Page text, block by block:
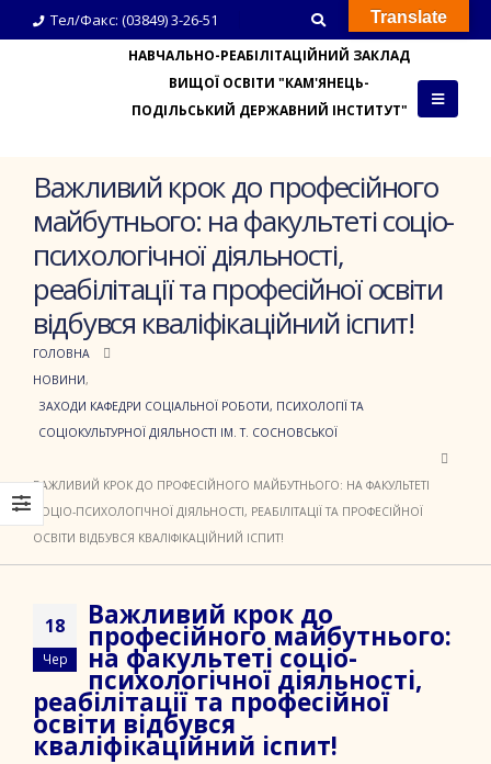
Тел/Факс: (03849) 3-26-51
НАВЧАЛЬНО-РЕАБІЛІТАЦІЙНИЙ ЗАКЛАД
ВИЩОЇ ОСВІТИ "КАМ'ЯНЕЦЬ-
ПОДІЛЬСЬКИЙ ДЕРЖАВНИЙ ІНСТИТУТ"
Важливий крок до професійного
майбутнього: на факультеті соціо-
психологічної діяльності,
реабілітації та професійної освіти
відбувся кваліфікаційний іспит!
ГОЛОВНА
НОВИНИ,
ЗАХОДИ КАФЕДРИ СОЦІАЛЬНОЇ РОБОТИ, ПСИХОЛОГІЇ ТА
СОЦІОКУЛЬТУРНОЇ ДІЯЛЬНОСТІ ІМ. Т. СОСНОВСЬКОЇ
ВАЖЛИВИЙ КРОК ДО ПРОФЕСІЙНОГО МАЙБУТНЬОГО: НА ФАКУЛЬТЕТІ
СОЦІО-ПСИХОЛОГІЧНОЇ ДІЯЛЬНОСТІ, РЕАБІЛІТАЦІЇ ТА ПРОФЕСІЙНОЇ
ОСВІТИ ВІДБУВСЯ КВАЛІФІКАЦІЙНИЙ ІСПИТ!
18
Чер
Важливий крок до
професійного майбутнього:
на факультеті соціо-
психологічної діяльності,
реабілітації та професійної
освіти відбувся
кваліфікаційний іспит!
Translate